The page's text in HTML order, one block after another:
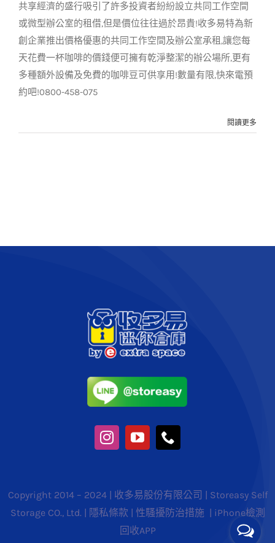
共享經濟的盛行吸引了許多投資者紛紛設立共同工作空間
或微型辦公室的租借,但是價位往往過於昂貴!收多易特為新
創企業推出價格優惠的共同工作空間及辦公室承租,讓您每
天花費一杯咖啡的價錢便可擁有乾淨整潔的辦公場所,更有
多種額外設備及免費的咖啡豆可供享用!數量有限,快來電預
約吧!0800-458-075
閱讀更多
Copyright 2014 – 2024 | 收多易股份有限公司 | Storeasy Self
Storage CO., Ltd. | 隱私條款 | 性騷擾防治措施 | iPhone檢測
回收APP